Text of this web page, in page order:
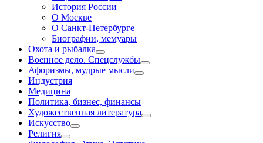
История России
О Москве
О Санкт-Петербурге
Биографии, мемуары
Охота и рыбалка
Военное дело. Спецслужбы
Афоризмы, мудрые мысли
Индустрия
Медицина
Политика, бизнес, финансы
Художественная литература
Искусство
Религия